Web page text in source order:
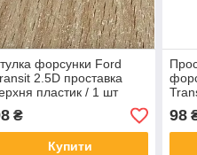
форсунки Ford
2.5D проставка
пластик / 1 шт
₴
Купити
98